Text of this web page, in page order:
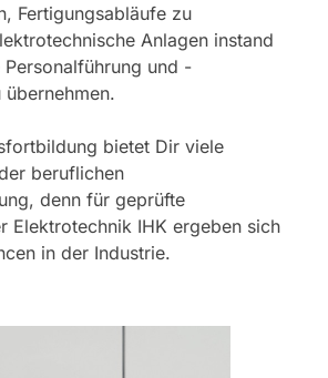
Fertigungsabläufe zu
Anlagen instand
und -
bietet Dir viele
beruflichen
denn für geprüfte
Elektrotechnik IHK ergeben sich
in der Industrie.